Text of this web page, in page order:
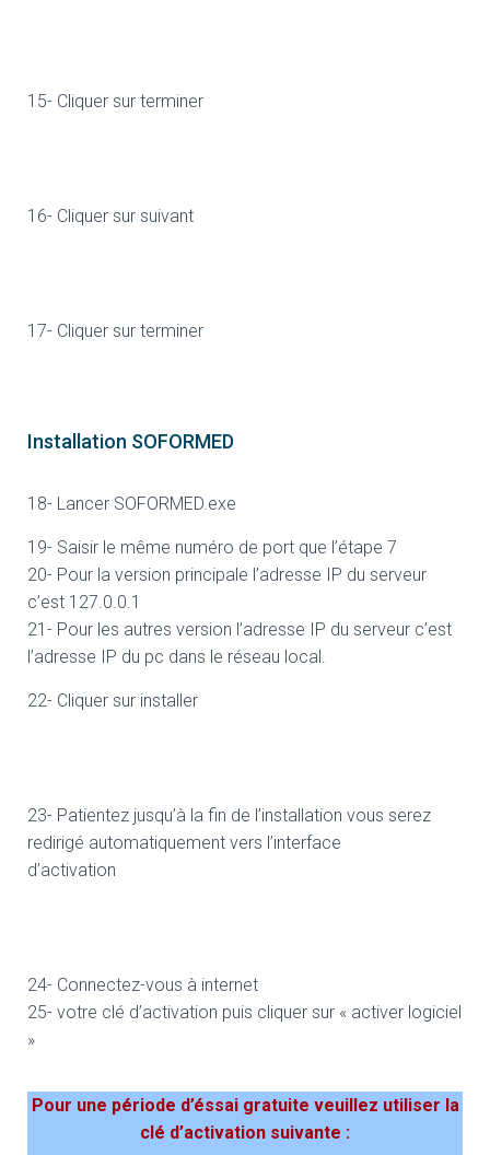
15- Cliquer sur terminer
16- Cliquer sur suivant
17- Cliquer sur terminer
Installation SOFORMED
18- Lancer SOFORMED.exe
19- Saisir le même numéro de port que l’étape 7
20- Pour la version principale l’adresse IP du serveur
c’est 127.0.0.1
21- Pour les autres version l’adresse IP du serveur c’est
l’adresse IP du pc dans le réseau local.
22- Cliquer sur installer
23- Patientez jusqu’à la fin de l’installation vous serez
redirigé automatiquement vers l’interface
d’activation
24- Connectez-vous à internet
25- votre clé d’activation puis cliquer sur « activer logiciel
»
Pour une période d’éssai gratuite veuillez utiliser la
clé d’activation suivante :